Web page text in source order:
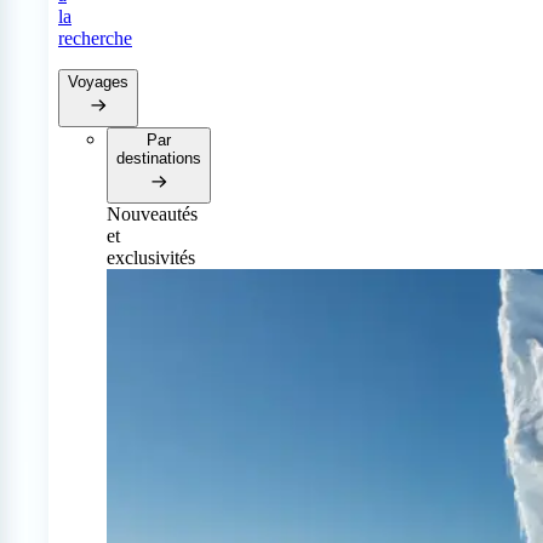
la
recherche
Voyages
Par
destinations
Nouveautés
et
exclusivités